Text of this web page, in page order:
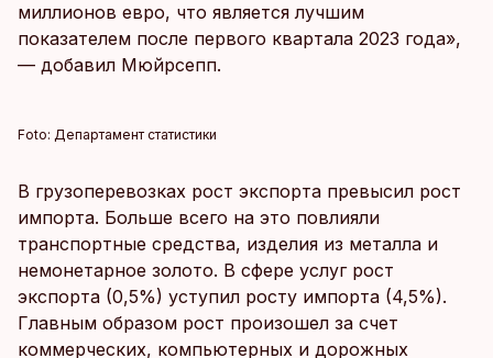
миллионов евро, что является лучшим
показателем после первого квартала 2023 года»,
— добавил Мюйрсепп.
Foto: Департамент статистики
В грузоперевозках рост экспорта превысил рост
импорта. Больше всего на это повлияли
транспортные средства, изделия из металла и
немонетарное золото. В сфере услуг рост
экспорта (0,5%) уступил росту импорта (4,5%).
Главным образом рост произошел за счет
коммерческих, компьютерных и дорожных